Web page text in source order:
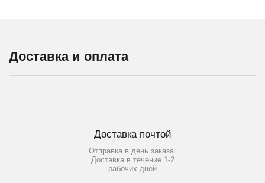
Доставка и оплата
Доставка почтой
Отправка в день заказа.
Доставка в течение 1-2
рабочих дней